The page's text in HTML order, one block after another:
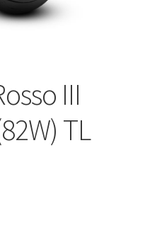
III
TL